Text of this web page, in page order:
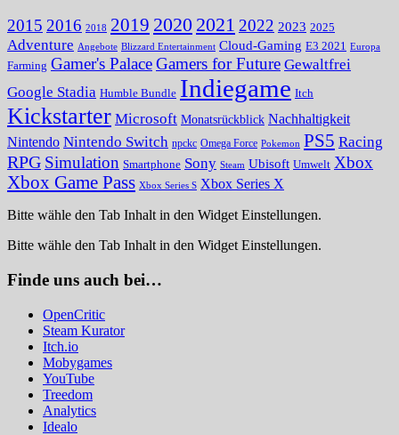
2015 2016 2018 2019 2020 2021 2022 2023 2025
Adventure Angebote Blizzard Entertainment Cloud-Gaming E3 2021 Europa
Farming Gamer's PalaceGamers for Future Gewaltfrei
Google Stadia Humble Bundle Indiegame Itch
Kickstarter Microsoft Monatsrückblick Nachhaltigkeit
Nintendo Nintendo Switch npckc Omega Force Pokemon PS5 Racing
RPG Simulation Smartphone Sony Steam Ubisoft Umwelt Xbox
Xbox Game Pass Xbox Series S Xbox Series X
Bitte wähle den Tab Inhalt in den Widget Einstellungen.
Bitte wähle den Tab Inhalt in den Widget Einstellungen.
Finde uns auch bei…
OpenCritic
Steam Kurator
Itch.io
Mobygames
YouTube
Treedom
Analytics
Idealo